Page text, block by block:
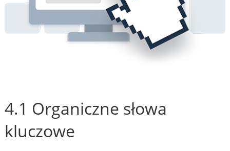
4.1 Organiczne słowa
kluczowe